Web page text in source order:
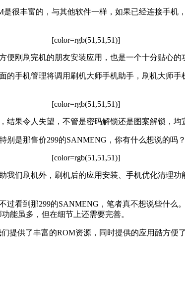
很丰富的，与其他软件一样，如果已经连接手机
[color=rgb(51,51,51)]
刚刷完机的朋友安装应用，也是一个十分贴心的
的手机管理将调用刷机大师手机助手，刷机大师
[color=rgb(51,51,51)]
结果令人失望，不管是密码解锁还是图案解锁，均
别是那售价299的SANMENG，你有什么想说的吗？
[color=rgb(51,51,51)]
我们刷机外，刷机后的应用安装、手机优化清理
过看到那299的SANMENG，笔者真不想说些什么
能虽多，但在细节上还需要完善。
提供了丰富的ROM资源，同时提供的应用酷方